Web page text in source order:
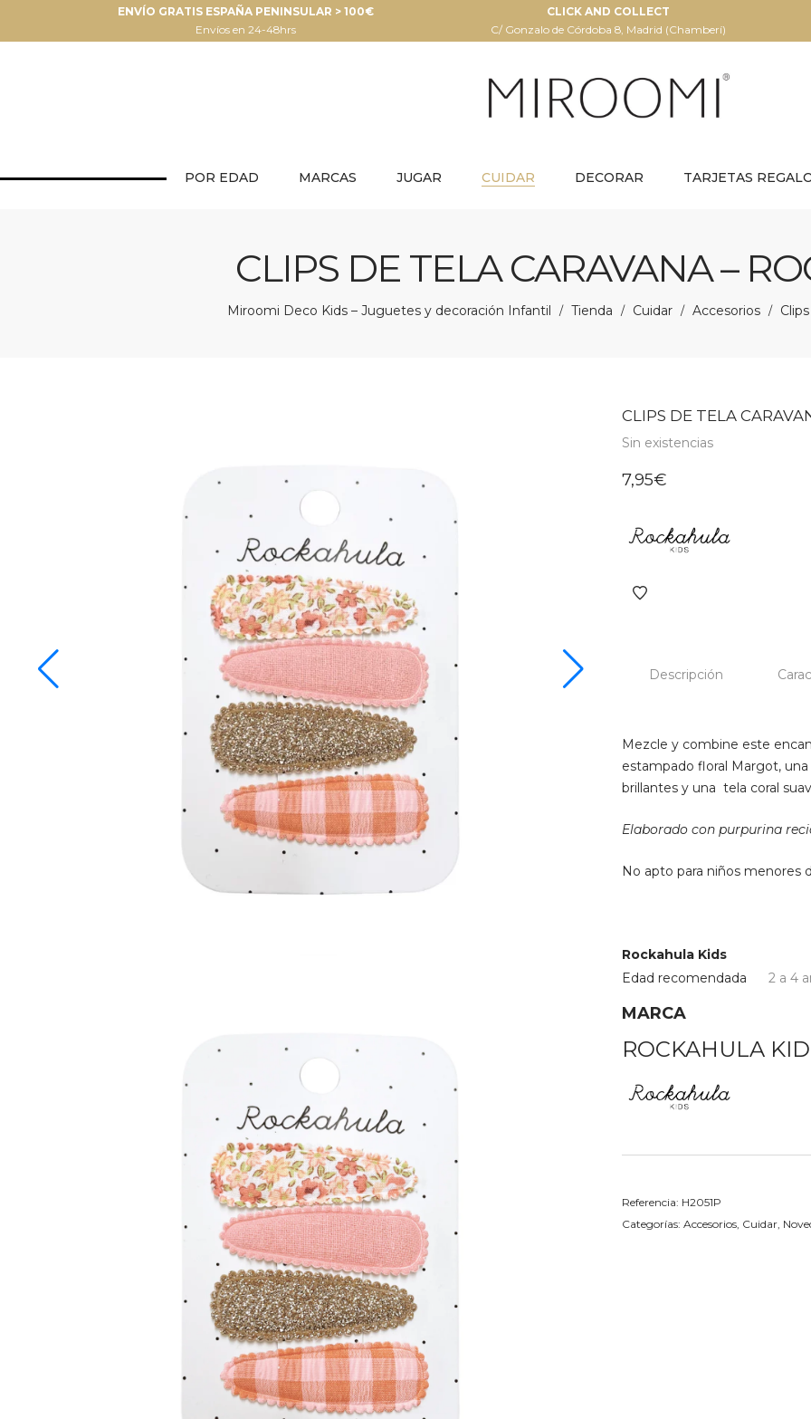
ENVÍO GRATIS ESPAÑA PENINSULAR > 100€
Envíos en 24-48hrs
CLICK AND COLLECT
C/ Gonzalo de Córdoba 8, Madrid (Chamberí)
POR EDAD MARCAS JUGAR CUIDAR DECORAR TARJETAS
CLIPS DE TELA CARAVANA –
Miroomi Deco Kids – Juguetes y decoración Infantil / Tienda / Cuidar / Accesorios /
CLIPS DE TELA
Sin existencias
7,95€
Descripción
Mezcle y combine este
estampado floral Margot,
brillantes y una tela coral
Elaborado con purpurina
No apto para niños menores
Rockahula Kids
Edad recomendada
2 a 4
MARCA
ROCKAHULA
Referencia: H2051P
Categorías: Accesorios Cuidar